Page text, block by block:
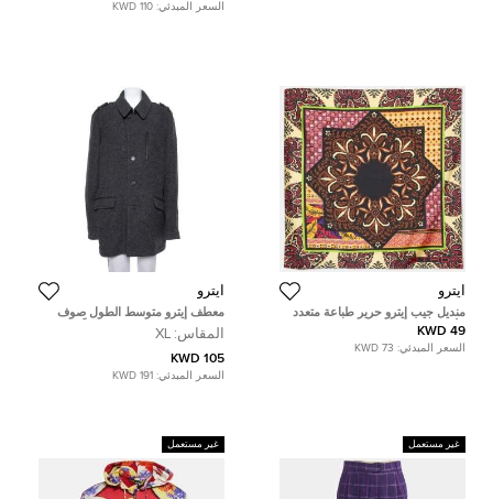
السعر المبدئي: 110 KWD
ايترو
منديل جيب إيترو حرير طباعة متعدد
الألوان
49 KWD
السعر المبدئي: 73 KWD
ايترو
معطف إيترو متوسط الطول صوف
رصاصي داكن مقاس كبير جداً (اكس
لارج)
المقاس: XL
105 KWD
السعر المبدئي: 191 KWD
غير مستعمل غير مستعمل